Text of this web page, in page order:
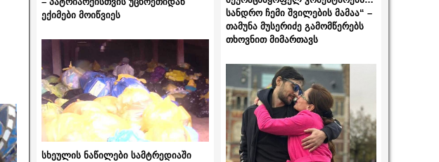
ექიმები მოიწვიეს
სხეულის ნაწილები სამტრედიაში
სანდრო ჩემი შვილების მამაა“ –
თამუნა მუსერიძე გამომწერებს
თხოვნით მიმართავს